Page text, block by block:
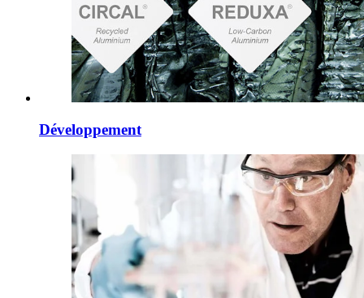
Développement